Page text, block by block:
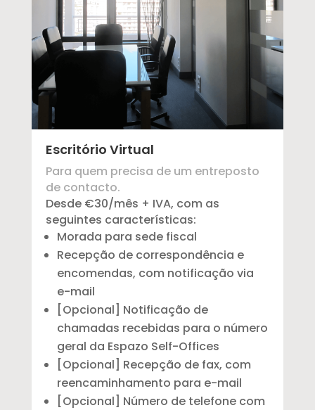
Escritório Virtual
Para quem precisa de um entreposto
de contacto.
Desde €30/mês + IVA, com as
seguintes características:
Morada para sede fiscal
Recepção de correspondência e
encomendas, com notificação via
e-mail
[Opcional] Notificação de
chamadas recebidas para o número
geral da Espazo Self-Offices
[Opcional] Recepção de fax, com
reencaminhamento para e-mail
[Opcional] Número de telefone com